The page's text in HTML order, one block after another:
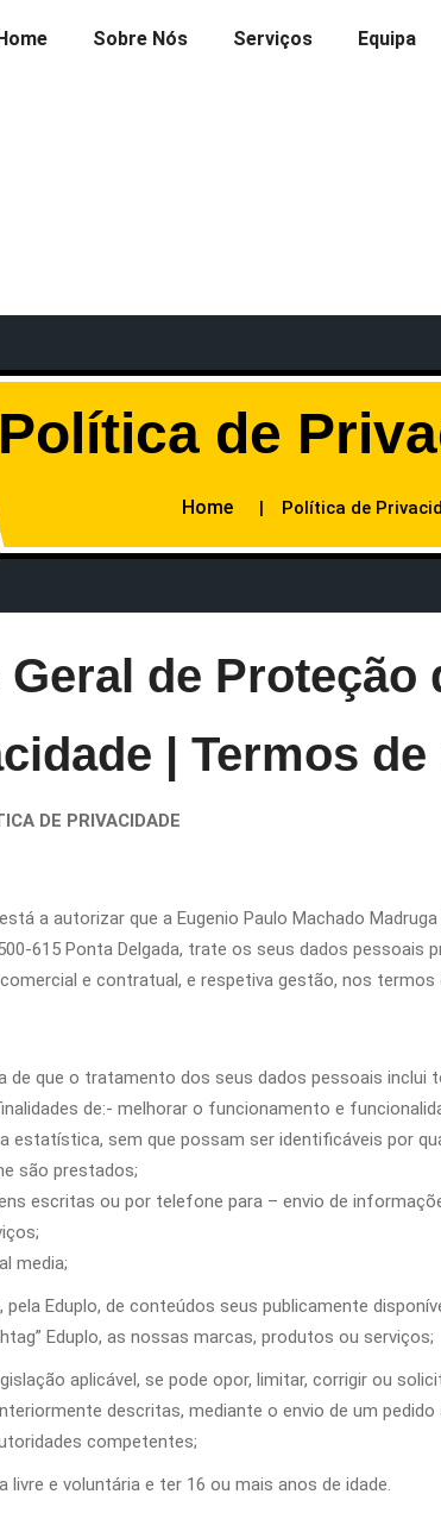
Sobre Nós Serviços Equipa
Política de
Home Política de
Geral de Proteção
| Termos
DE PRIVACIDADE
a autorizar que a Eugenio Paulo Machado
615 Ponta Delgada, trate os seus dados
e contratual, e respetiva gestão, nos termos
que o tratamento dos seus dados pessoais
de:- melhorar o funcionamento e
estatística, sem que possam ser identificáveis por
são prestados;
escritas ou por telefone para – envio de
media;
Eduplo, de conteúdos seus publicamente
Eduplo, as nossas marcas, produtos ou serviços;
aplicável, se pode opor, limitar, corrigir ou
descritas, mediante o envio de um
competentes;
e voluntária e ter 16 ou mais anos de idade.